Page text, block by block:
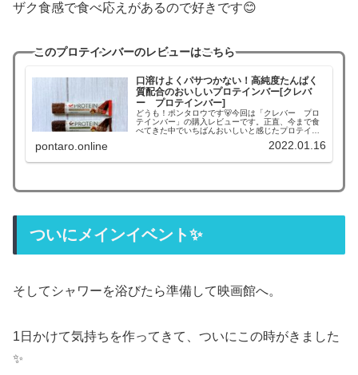
ザク食感で食べ応えがあるので好きです😊
このプロテインバーのレビューはこちら
口溶けよくパサつかない！高純度たんぱく
質配合のおいしいプロテインバー[クレバ
ー プロテインバー]
どうも！ポンタロウです🐻今回は「クレバー プロ
テインバー」の購入レビューです。正直、今まで食
べてきた中でいちばんおいしいと感じたプロテイン
特徴があるので詳しく紹介していきます！たんぱく
pontaro.online 2022.01.16
ついにメインイベント✨
そしてシャワーを浴びたら準備して映画館へ。
1日かけて気持ちを作ってきて、ついにこの時がきました
✨